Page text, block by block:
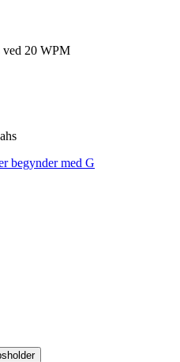
ved 20 WPM
begynder med G